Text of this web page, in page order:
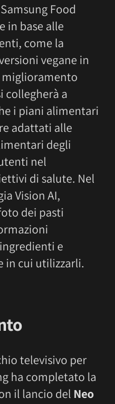
Food
in base alle
come la
vegane in
collegherà a
i piani alimentari
adattati alle
degli
nel
di salute. Nel
Vision AI,
dei pasti
e
in cui utilizzarli.
televisivo per
ha completato la
il lancio del Neo